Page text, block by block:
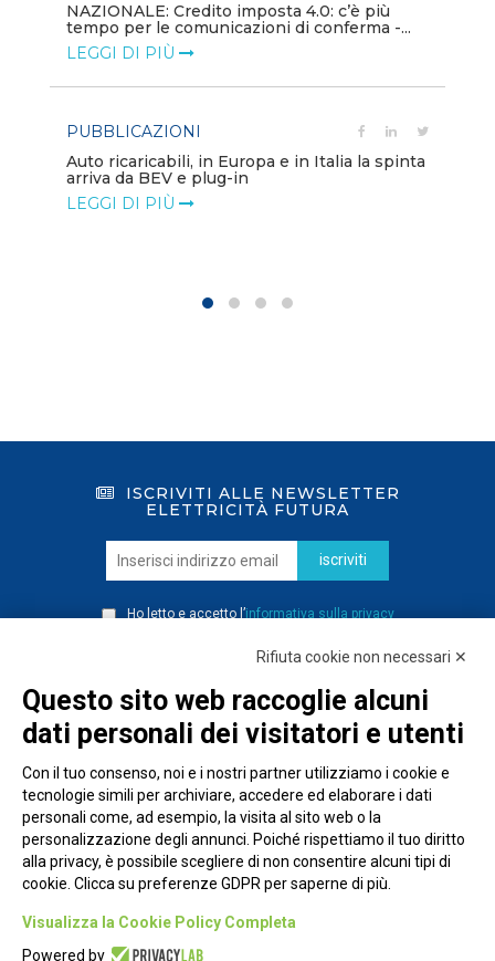
NAZIONALE: Credito imposta 4.0: c’è più
tempo per le comunicazioni di conferma -...
LEGGI DI PIÙ
PUBBLICAZIONI
Auto ricaricabili, in Europa e in Italia la spinta
arriva da BEV e plug-in
LEGGI DI PIÙ
ISCRIVITI ALLE NEWSLETTER
ELETTRICITÀ FUTURA
iscriviti
Ho letto e accetto l’informativa sulla privacy
Piazza Alessandria, 24 - 00198 Roma
Privacy Policy
Rifiuta cookie non necessari ✕
Questo sito web raccoglie alcuni
dati personali dei visitatori e utenti
Con il tuo consenso, noi e i nostri partner utilizziamo i cookie e
tecnologie simili per archiviare, accedere ed elaborare i dati
personali come, ad esempio, la visita al sito web o la
personalizzazione degli annunci. Poiché rispettiamo il tuo diritto
alla privacy, è possibile scegliere di non consentire alcuni tipi di
cookie. Clicca su preferenze GDPR per saperne di più.
Visualizza la Cookie Policy Completa
Powered by